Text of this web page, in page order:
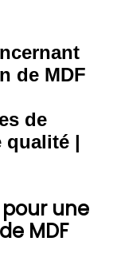
de MDF
une
MDF